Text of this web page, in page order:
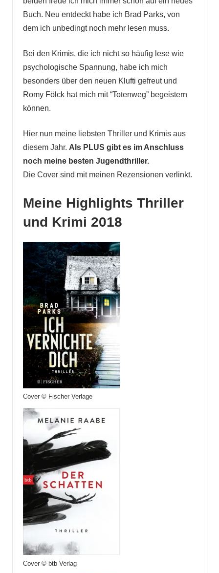
Buch. Neu entdeckt habe ich Brad Parks, von
dem ich unbedingt noch mehr lesen muss.
Bei den Krimis, die ich nicht so häufig lese wie
psychologische Spannung, habe ich mich
besonders über den neuen Klufti gefreut und
Romy Fölck hat mich mit “Totenweg” begeistern
können.
Hier nun meine liebsten Thriller und Krimis aus
diesem Jahr. Als PLUS gibt es im Anschluss
noch meine besten Jugendthriller.
Die Cover sind mit meinen Rezensionen verlinkt.
Meine Highlights Thriller
und Krimi 2018
Cover © Fischer Verlage
Cover © btb Verlag